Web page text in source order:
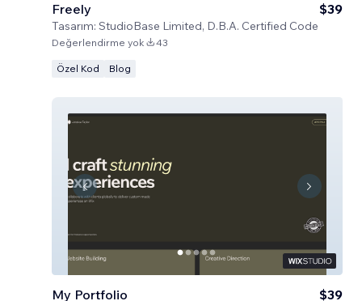
Freely
Tasarım: StudioBase Limited, D.B.A. Certified Code
$39
Değerlendirme yok 43
Özel Kod Blog
My Portfolio $39